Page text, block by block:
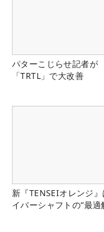
パターこじらせ記者が
「TRTL」で大改善
新『TENSEIオレンジ』
イバーシャフトの“最適